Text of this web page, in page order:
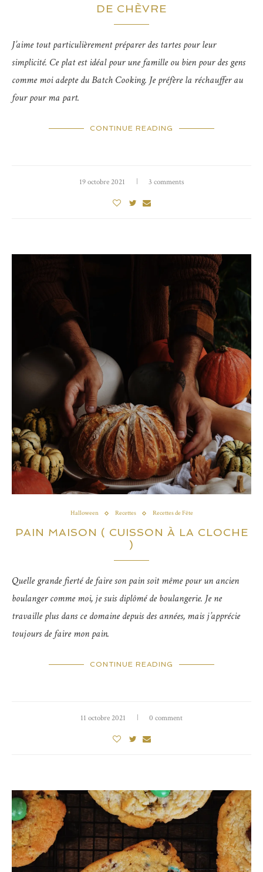
DE CHÈVRE
J’aime tout particulièrement préparer des tartes pour leur
simplicité. Ce plat est idéal pour une famille ou bien pour des gens
comme moi adepte du Batch Cooking. Je préfère la réchauffer au
four pour ma part.
CONTINUE READING
19 octobre 2021 3 comments
Halloween Recettes Recettes de Fête
PAIN MAISON ( CUISSON À LA CLOCHE
)
Quelle grande fierté de faire son pain soit même pour un ancien
boulanger comme moi, je suis diplômé de boulangerie. Je ne
travaille plus dans ce domaine depuis des années, mais j’apprécie
toujours de faire mon pain.
CONTINUE READING
11 octobre 2021 0 comment